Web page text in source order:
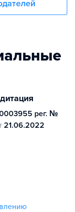
рег. №
21.06.2022